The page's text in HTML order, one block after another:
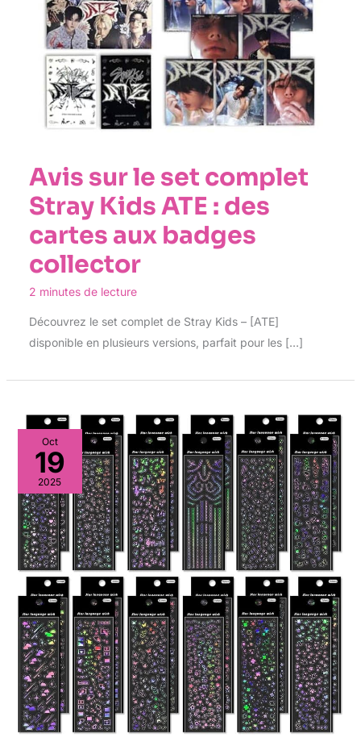
Avis sur le set complet
Stray Kids ATE : des
cartes aux badges
collector
2 minutes de lecture
Découvrez le set complet de Stray Kids – [ATE]
disponible en plusieurs versions, parfait pour les […]
Oct
19
2025